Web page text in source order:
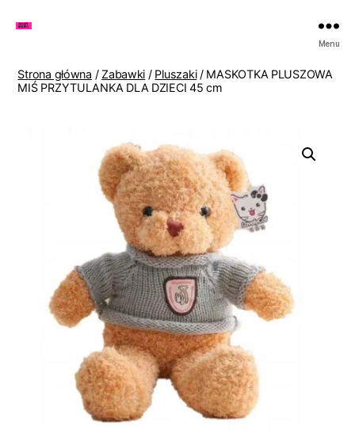
Lenki
Menu
Strona główna /Zabawki / Pluszaki/ MASKOTKA PLUSZOWA
MIŚ PRZYTULANKA DLA DZIECI 45 cm